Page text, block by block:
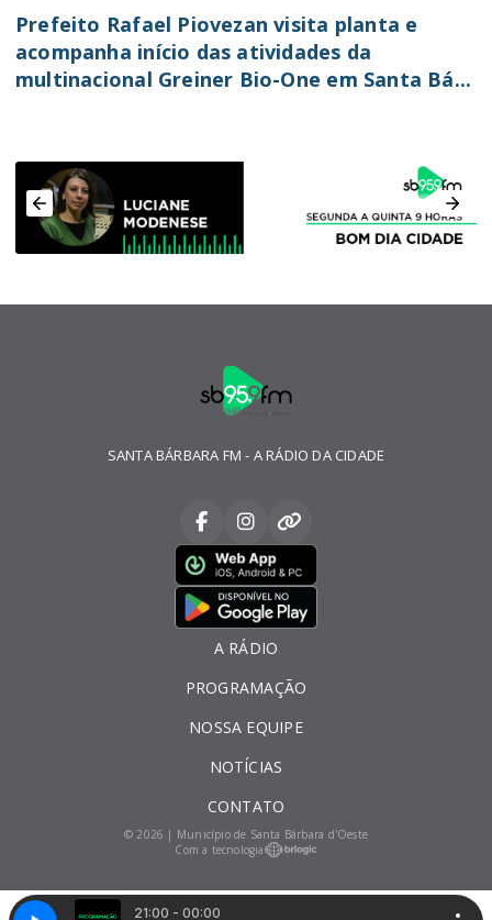
21:00 - 00:00
Prefeito Rafael Piovezan visita planta e
acompanha início das atividades da
multinacional Greiner Bio-One em Santa Bá...
SANTA BÁRBARA FM - A RÁDIO DA CIDADE
A RÁDIO
PROGRAMAÇÃO
NOSSA EQUIPE
NOTÍCIAS
CONTATO
© 2026 | Município de Santa Bárbara d'Oeste
Com a tecnologia